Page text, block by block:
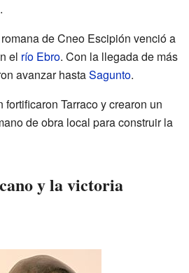
de Cneo Escipión venció a
el río Ebro. Con la llegada de más
avanzar hastaSagunto.
Tarraco y crearon un
de obra local para construir la
y la victoria